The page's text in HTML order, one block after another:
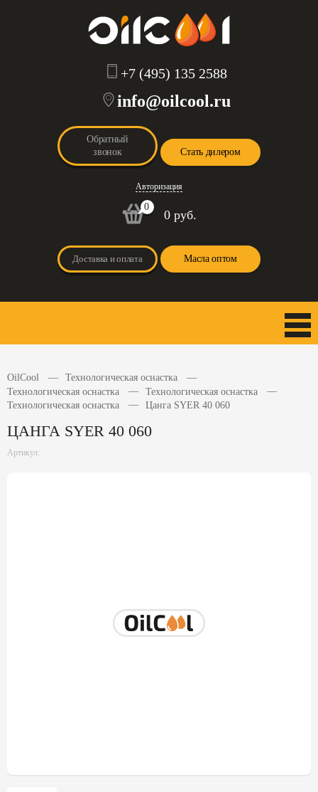
+7 (495) 135 2588
info@oilcool.ru
Обратный
звонок
Стать дилером
Авторизация
0
0 руб.
Доставка и оплата Масла оптом
OilCool
Технологическая оснастка
Технологическая оснастка
Технологическая оснастка
Технологическая оснастка
Цанга SYER 40 060
ЦАНГА SYER 40 060
Артикул: